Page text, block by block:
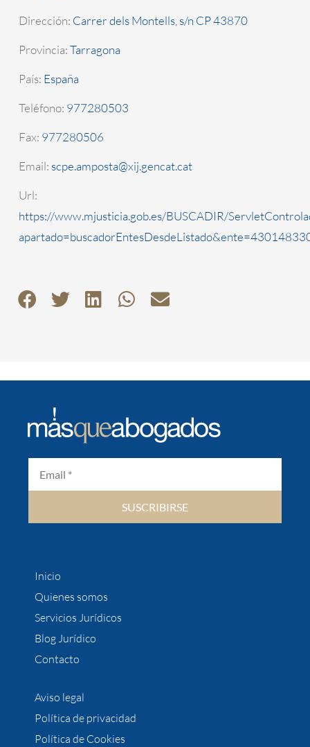
Dirección: Carrer dels Montells, s/n CP 43870
Provincia:Tarragona
País: España
Teléfono: 977280503
Fax: 977280506
Email: scpe.amposta@xij.gencat.cat
Url:
https://www.mjusticia.gob.es/BUSCADIR/
SUSCRIBIRSE
Inicio
Quienes somos
Servicios Jurídicos
Blog Jurídico
Contacto
Aviso legal
Política de privacidad
Política de Cookies